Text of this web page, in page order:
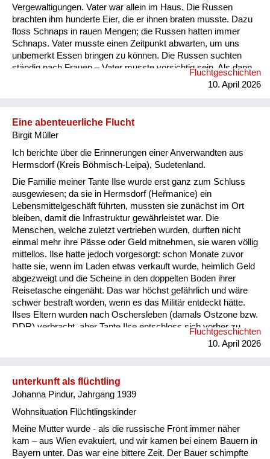
Vergewaltigungen. Vater war allein im Haus. Die Russen
brachten ihm hunderte Eier, die er ihnen braten musste. Dazu
floss Schnaps in rauen Mengen; die Russen hatten immer
Schnaps. Vater musste einen Zeitpunkt abwarten, um uns
unbemerkt Essen bringen zu können. Die Russen suchten
ständig nach Frauen – Vater musste vorsichtig sein. Als dann
die schreckliche Zeit mit den Russen vorbei war, kam das
Polizist zur Hausdurchsuchung. Er fand eine
Hakenkreuzfahne im Kleiderschra...
Fluchtgeschichten
10. April 2026
Eine abenteuerliche Flucht
Birgit Müller
Ich berichte über die Erinnerungen einer Anverwandten aus
Hermsdorf (Kreis Böhmisch-Leipa), Sudetenland.
Die Familie meiner Tante Ilse wurde erst ganz zum Schluss
ausgewiesen; da sie in Hermsdorf (Heřmanice) ein
Lebensmittelgeschäft führten, mussten sie zunächst im Ort
bleiben, damit die Infrastruktur gewährleistet war. Die
Menschen, welche zuletzt vertrieben wurden, durften nicht
einmal mehr ihre Pässe oder Geld mitnehmen, sie waren völlig
mittellos. Ilse hatte jedoch vorgesorgt: schon Monate zuvor
hatte sie, wenn im Laden etwas verkauft wurde, heimlich Geld
abgezweigt und die Scheine in den doppelten Boden ihrer
Reisetasche eingenäht. Das war höchst gefährlich und wäre
schwer bestraft worden, wenn es das Militär entdeckt hätte.
Ilses Eltern wurden nach Oschersleben (damals Ostzone bzw.
DDR) verbracht, aber Tante Ilse entschloss sich vorher zu
einer abenteuerlichen und lebensgefährlichen Flucht über die
Grenze nach Westdeutschland: Sie fuhr mit einem LKW mit
geben. Der Fahrer schmiss Ilse auf der Anhöhe eines Berges
kurzerhan...
Fluchtgeschichten
10. April 2026
unterkunft als flüchtling
Johanna Pindur, Jahrgang 1939
Wohnsituation Flüchtlingskinder
Meine Mutter wurde - als die russische Front immer näher
kam – aus Wien evakuiert, und wir kamen bei einem Bauern in
Bayern unter. Das war eine bittere Zeit. Der Bauer schimpfte